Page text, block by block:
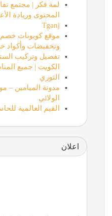
لمة فكر | مجتمع
المحتوى وريادة
Tganj
موقع كوبونات
وتخفيضات وأكواد
تفصيل وتركيب
الكويت | جميع
الثوري
مدونة الميامين –
الولائي
القيم العالمية
اعلان